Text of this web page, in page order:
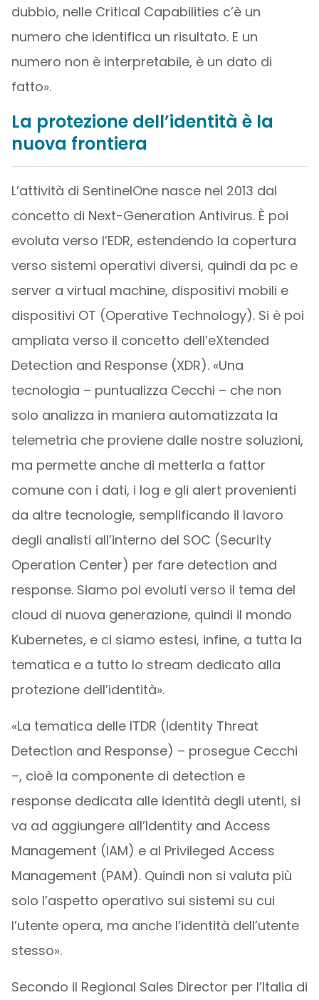
dubbio, nelle Critical Capabilities c’è un
numero che identifica un risultato. E un
numero non è interpretabile, è un dato di
fatto».
La protezione dell’identità è la
nuova frontiera
L’attività di SentinelOne nasce nel 2013 dal
concetto di Next-Generation Antivirus. È poi
evoluta verso l’EDR, estendendo la copertura
verso sistemi operativi diversi, quindi da pc e
server a virtual machine, dispositivi mobili e
dispositivi OT (Operative Technology). Si è poi
ampliata verso il concetto dell’eXtended
Detection and Response (XDR). «Una
tecnologia – puntualizza Cecchi – che non
solo analizza in maniera automatizzata la
telemetria che proviene dalle nostre soluzioni,
ma permette anche di metterla a fattor
comune con i dati, i log e gli alert provenienti
da altre tecnologie, semplificando il lavoro
degli analisti all’interno del SOC (Security
Operation Center) per fare detection and
response. Siamo poi evoluti verso il tema del
cloud di nuova generazione, quindi il mondo
Kubernetes, e ci siamo estesi, infine, a tutta la
tematica e a tutto lo stream dedicato alla
protezione dell’identità».
«La tematica delle ITDR (Identity Threat
Detection and Response) – prosegue Cecchi
–, cioè la componente di detection e
response dedicata alle identità degli utenti, si
va ad aggiungere all’Identity and Access
Management (IAM) e al Privileged Access
Management (PAM). Quindi non si valuta più
solo l’aspetto operativo sui sistemi su cui
l’utente opera, ma anche l’identità dell’utente
stesso».
Secondo il Regional Sales Director per l’Italia di